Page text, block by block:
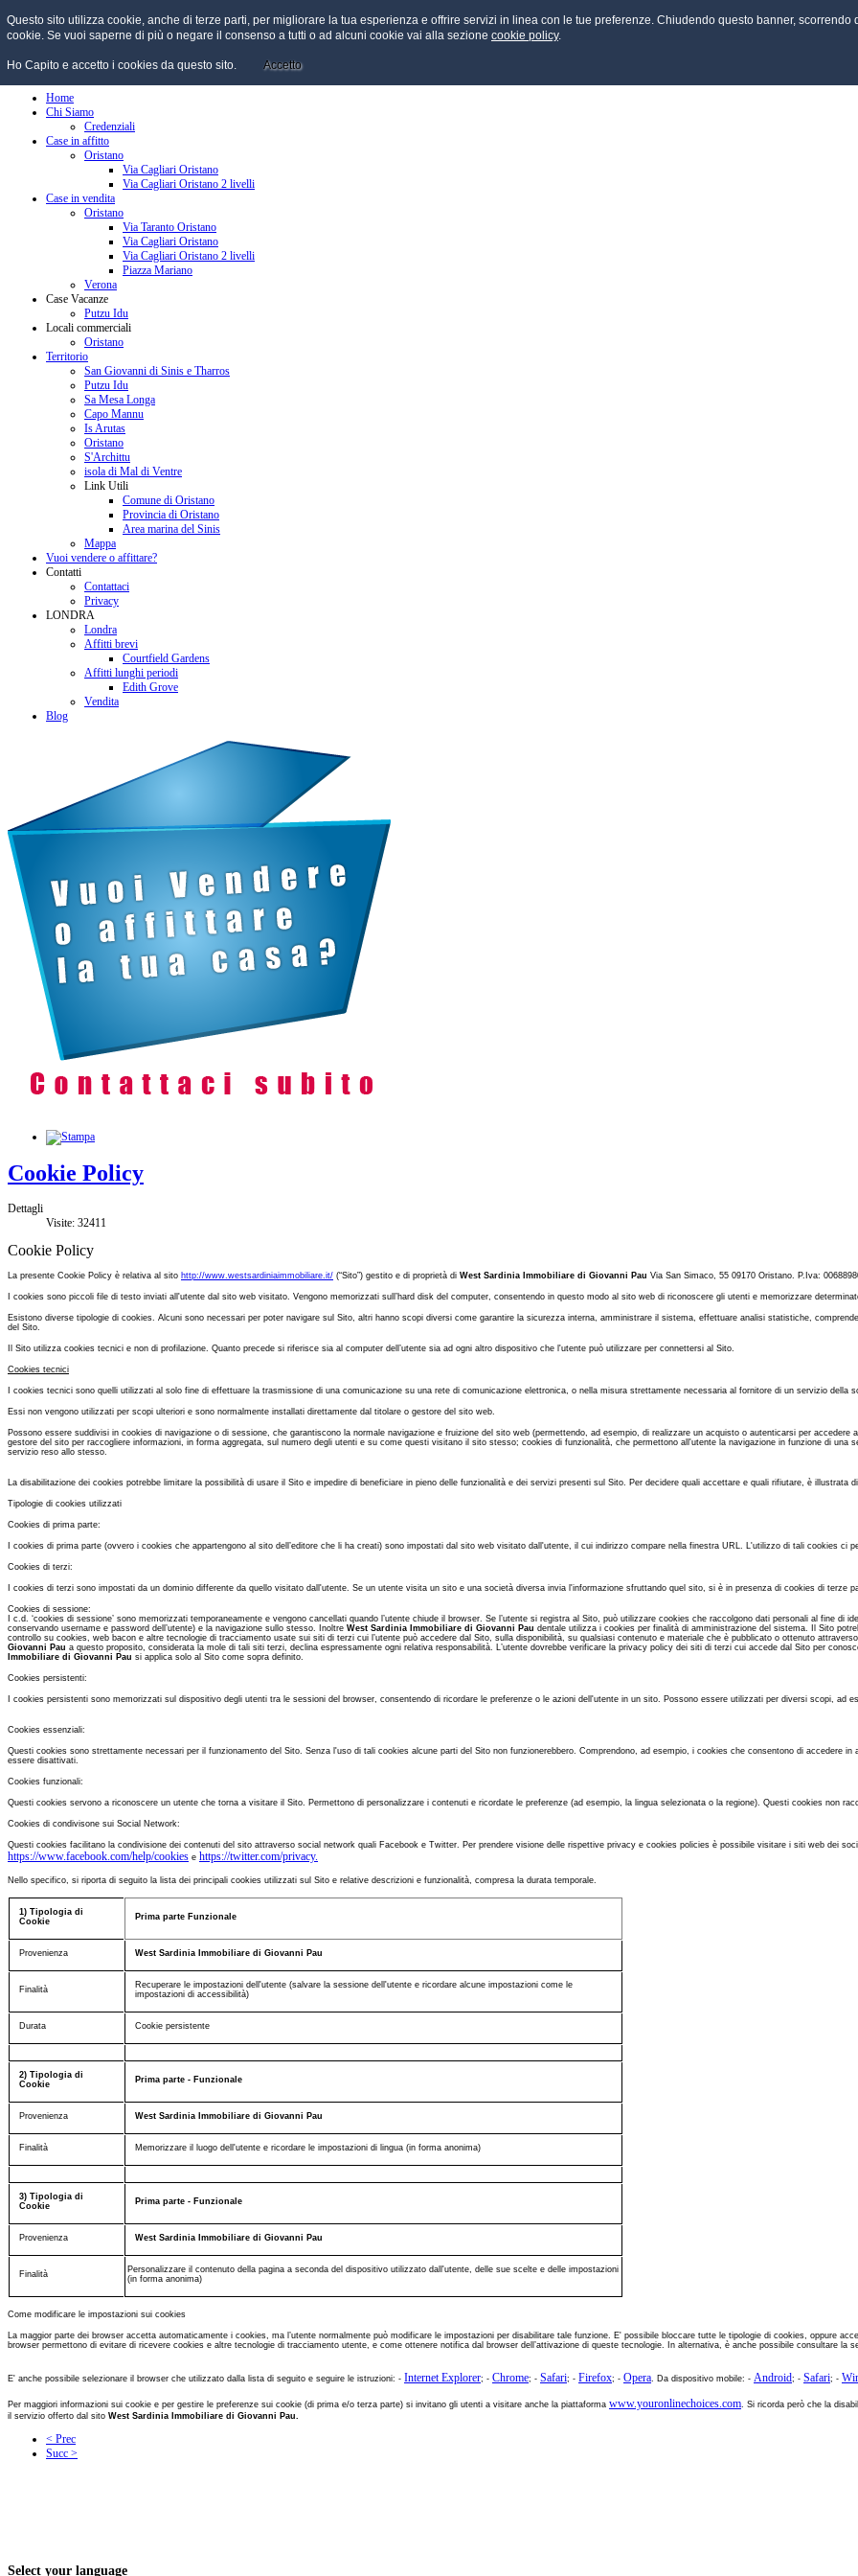
menu
Home
Chi Siamo
Credenziali
Case in affitto
Oristano
Via Cagliari Oristano
Via Cagliari Oristano 2 livelli
Case in vendita
Oristano
Via Taranto Oristano
Via Cagliari Oristano
Via Cagliari Oristano 2 livelli
Piazza Mariano
Verona
Case Vacanze
Putzu Idu
Locali commerciali
Oristano
Territorio
San Giovanni di Sinis e Tharros
Putzu Idu
Sa Mesa Longa
Capo Mannu
Is Arutas
Oristano
S'Archittu
isola di Mal di Ventre
Link Utili
Comune di Oristano
Provincia di Oristano
Area marina del Sinis
Mappa
Vuoi vendere o affittare?
Contatti
Contattaci
Privacy
LONDRA
Londra
Affitti brevi
Courtfield Gardens
Affitti lunghi periodi
Edith Grove
Vendita
Blog
Cookie Policy
Dettagli
Visite: 32411
Cookie Policy
La presente Cookie Policy è relativa al sito http://www.westsardiniaimmobiliare.it/ (“Sito”) gestito e di proprietà di West Sardinia Immobiliare di Giovanni Pau Via San Simaco, 55 09170 Oristano. P.Iva:
I cookies sono piccoli file di testo inviati all'utente dal sito web visitato. Vengono memorizzati sull’hard disk del computer, consentendo in questo modo al sito web di riconoscere gli utenti e memorizzare
Esistono diverse tipologie di cookies. Alcuni sono necessari per poter navigare sul Sito, altri hanno scopi diversi come garantire la sicurezza interna, amministrare il sistema, effettuare analisi statistiche,
del Sito.
Il Sito utilizza cookies tecnici e non di profilazione. Quanto precede si riferisce sia al computer dell’utente sia ad ogni altro dispositivo che l'utente può utilizzare per connettersi al Sito.
Cookies tecnici
I cookies tecnici sono quelli utilizzati al solo fine di effettuare la trasmissione di una comunicazione su una rete di comunicazione elettronica, o nella misura strettamente necessaria al fornitore di un servizio
Essi non vengono utilizzati per scopi ulteriori e sono normalmente installati direttamente dal titolare o gestore del sito web.
Possono essere suddivisi in cookies di navigazione o di sessione, che garantiscono la normale navigazione e fruizione del sito web (permettendo, ad esempio, di realizzare un acquisto o autenticarsi per
gestore del sito per raccogliere informazioni, in forma aggregata, sul numero degli utenti e su come questi visitano il sito stesso; cookies di funzionalità, che permettono all'utente la navigazione in funzione di una
servizio reso allo stesso.
La disabilitazione dei cookies potrebbe limitare la possibilità di usare il Sito e impedire di beneficiare in pieno delle funzionalità e dei servizi presenti sul Sito. Per decidere quali accettare e quali rifiutare, è illustrata
Tipologie di cookies utilizzati
Cookies di prima parte:
I cookies di prima parte (ovvero i cookies che appartengono al sito dell’editore che li ha creati) sono impostati dal sito web visitato dall'utente, il cui indirizzo compare nella finestra URL. L'utilizzo di tali cookies
Cookies di terzi:
I cookies di terzi sono impostati da un dominio differente da quello visitato dall'utente. Se un utente visita un sito e una società diversa invia l'informazione sfruttando quel sito, si è in presenza di cookies di terze
Cookies di sessione:
I c.d. ‘cookies di sessione’ sono memorizzati temporaneamente e vengono cancellati quando l’utente chiude il browser. Se l’utente si registra al Sito, può utilizzare cookies che raccolgono dati personali al fine
conservando username e password dell’utente) e la navigazione sullo stesso. Inoltre West Sardinia Immobiliare di Giovanni Pau dentale utilizza i cookies per finalità di amministrazione del sistema. Il Sito
controllo su cookies, web bacon e altre tecnologie di tracciamento usate sui siti di terzi cui l’utente può accedere dal Sito, sulla disponibilità, su qualsiasi contenuto e materiale che è pubblicato o ottenuto
Giovanni Pau a questo proposito, considerata la mole di tali siti terzi, declina espressamente ogni relativa responsabilità. L’utente dovrebbe verificare la privacy policy dei siti di terzi cui accede dal Sito per
Immobiliare di Giovanni Pau si applica solo al Sito come sopra definito.
Cookies persistenti:
I cookies persistenti sono memorizzati sul dispositivo degli utenti tra le sessioni del browser, consentendo di ricordare le preferenze o le azioni dell'utente in un sito. Possono essere utilizzati per diversi scopi, ad
Cookies essenziali:
Questi cookies sono strettamente necessari per il funzionamento del Sito. Senza l'uso di tali cookies alcune parti del Sito non funzionerebbero. Comprendono, ad esempio, i cookies che consentono di accedere
essere disattivati.
Cookies funzionali:
Questi cookies servono a riconoscere un utente che torna a visitare il Sito. Permettono di personalizzare i contenuti e ricordate le preferenze (ad esempio, la lingua selezionata o la regione). Questi cookies non
Cookies di condivisone sui Social Network:
Questi cookies facilitano la condivisione dei contenuti del sito attraverso social network quali Facebook e Twitter. Per prendere visione delle rispettive privacy e cookies policies è possibile visitare i siti web dei
https://www.facebook.com/help/cookies e https://twitter.com/privacy.
Nello specifico, si riporta di seguito la lista dei principali cookies utilizzati sul Sito e relative descrizioni e funzionalità, compresa la durata temporale.
1) Tipologia di
Cookie
Prima parte Funzionale
Provenienza West Sardinia Immobiliare di Giovanni Pau
Finalità
Recuperare le impostazioni dell'utente (salvare la sessione dell'utente e ricordare alcune impostazioni come le
impostazioni di accessibilità)
Durata Cookie persistente
2) Tipologia di
Cookie
Prima parte - Funzionale
Provenienza West Sardinia Immobiliare di Giovanni Pau
Finalità Memorizzare il luogo dell'utente e ricordare le impostazioni di lingua (in forma anonima)
3) Tipologia di
Cookie
Prima parte - Funzionale
Provenienza West Sardinia Immobiliare di Giovanni Pau
Finalità
Personalizzare il contenuto della pagina a seconda del dispositivo utilizzato dall'utente, delle sue scelte e delle impostazioni
(in forma anonima)
Come modificare le impostazioni sui cookies
La maggior parte dei browser accetta automaticamente i cookies, ma l’utente normalmente può modificare le impostazioni per disabilitare tale funzione. E' possibile bloccare tutte le tipologie di cookies, oppure
browser permettono di evitare di ricevere cookies e altre tecnologie di tracciamento utente, e come ottenere notifica dal browser dell’attivazione di queste tecnologie. In alternativa, è anche possibile consultare la
E' anche possibile selezionare il browser che utilizzato dalla lista di seguito e seguire le istruzioni: - Internet Explorer; - Chrome; - Safari; - Firefox; - Opera. Da dispositivo mobile: - Android; - Safari; -
Per maggiori informazioni sui cookie e per gestire le preferenze sui cookie (di prima e/o terza parte) si invitano gli utenti a visitare anche la piattaforma www.youronlinechoices.com. Si ricorda però che la
il servizio offerto dal sito West Sardinia Immobiliare di Giovanni Pau.
< Prec
Succ >
Select your language
Questo sito utilizza cookie, anche di terze parti, per migliorare la tua esperienza e offrire servizi in linea con le tue preferenze. Chiudendo questo banner,
cookie. Se vuoi saperne di più o negare il consenso a tutti o ad alcuni cookie vai alla sezione cookie policy.
Ho Capito e accetto i cookies da questo sito. Accetto